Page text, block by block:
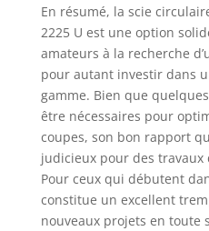
En résumé, la scie
2225 U est une option
amateurs à la recherche
pour autant investir dans
gamme. Bien que
être nécessaires pour
coupes, son bon rapport
judicieux pour des travaux
Pour ceux qui débutent
constitue un excellent
nouveaux projets en toute